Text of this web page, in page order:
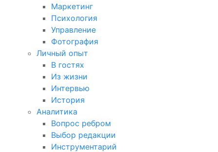
Маркетинг
Психология
Управление
Фотография
Личный опыт
В гостях
Из жизни
Интервью
История
Аналитика
Вопрос ребром
Выбор редакции
Инструментарий